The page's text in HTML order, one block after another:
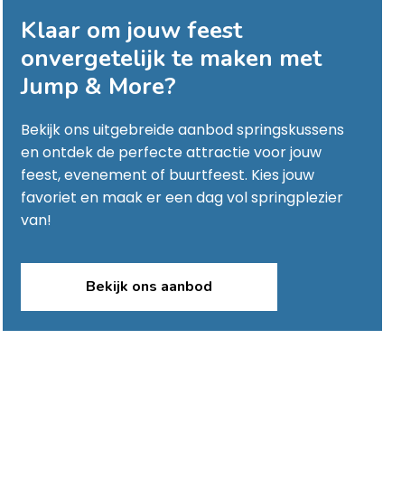
Klaar om jouw feest
onvergetelijk te maken met
Jump & More?
Bekijk ons uitgebreide aanbod springskussens
en ontdek de perfecte attractie voor jouw
feest, evenement of buurtfeest. Kies jouw
favoriet en maak er een dag vol springplezier
van!
Bekijk ons aanbod